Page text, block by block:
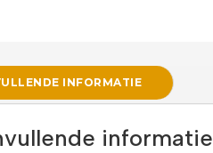
INFORMATIE
informatie